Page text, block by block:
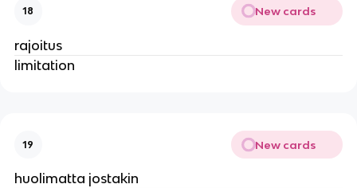
18 New cards
rajoitus
limitation
19 New cards
huolimatta jostakin